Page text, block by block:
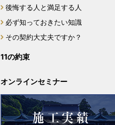
後悔する人と満足する人
必ず知っておきたい知識
その契約大丈夫ですか？
11の約束
オンラインセミナー